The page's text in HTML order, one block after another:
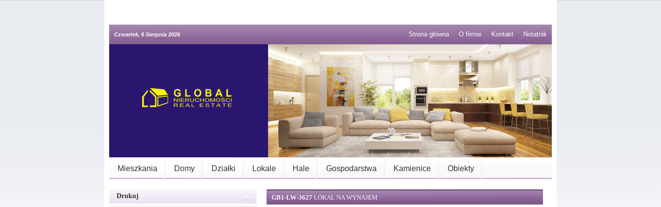
Czwartek, 6 Sierpnia 2026 Strona główna O firmie Kontakt Notatnik
Mieszkania Domy Działki Lokale Hale Gospodarstwa Kamienice Obiekty
Drukuj GB1-LW-3627 LOKAL NA WYNAJEM